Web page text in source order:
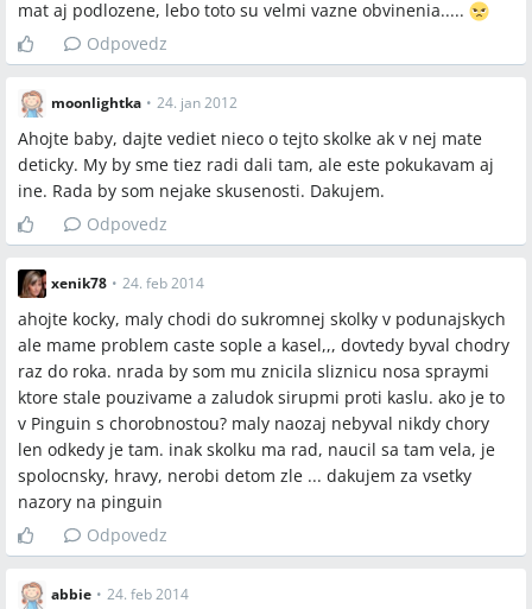
mat aj podlozene, lebo toto su velmi vazne obvinenia.....
Odpovedz
moonlightka • 24. jan 2012
Ahojte baby, dajte vediet nieco o tejto skolke ak v nej mate
deticky. My by sme tiez radi dali tam, ale este pokukavam aj
ine. Rada by som nejake skusenosti. Dakujem.
Odpovedz
xenik78 • 24. feb 2014
ahojte kocky, maly chodi do sukromnej skolky v podunajskych
ale mame problem caste sople a kasel,,, dovtedy byval chodry
raz do roka. nrada by som mu znicila sliznicu nosa spraymi
ktore stale pouzivame a zaludok sirupmi proti kaslu. ako je to
v Pinguin s chorobnostou? maly naozaj nebyval nikdy chory
len odkedy je tam. inak skolku ma rad, naucil sa tam vela, je
spolocnsky, hravy, nerobi detom zle ... dakujem za vsetky
nazory na pinguin
Odpovedz
abbie • 24. feb 2014